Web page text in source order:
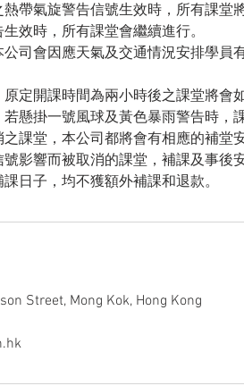
帶氣旋警告信號生效時，所有課堂
效時，所有課堂會繼續進行。
司會因應天氣及交通情況安排學員
定開課時間為兩小時後之課堂將會
懸掛一號風球及黃色暴雨警告時，
課堂，本公司都將會有相應的補堂
影響而被取消的課堂，補課及事後
日子，均不獲額外補課和退款。
Street, Mong Kok, Hong Kong